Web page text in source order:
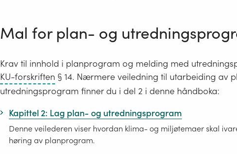
Mal for plan- og
Krav til innhold i planprogram og melding med
KU-forskriftenForskrift
om
§ 14. Nærmere veiledning til utarbeiding av
utredningsprogram finner du i del 2 i denne håndboka:
Kapittel 2: Lag plan- og utredningsprogram
Denne veilederen viser hvordan klima- og miljøtemaer skal
høring av planprogram.